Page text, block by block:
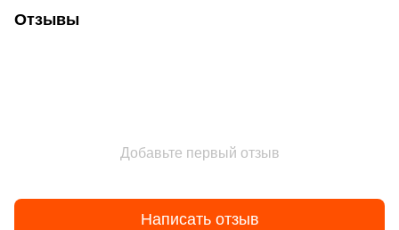
Отзывы
Добавьте первый отзыв
Написать отзыв